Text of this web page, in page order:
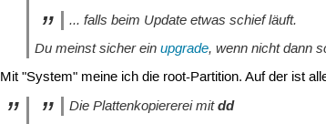
... falls beim Update etwas schief läuft.
Du meinst sicher ein upgrade, wenn nicht dann
Mit "System" meine ich die root-Partition. Auf der ist
Die Plattenkopiererei mitdd